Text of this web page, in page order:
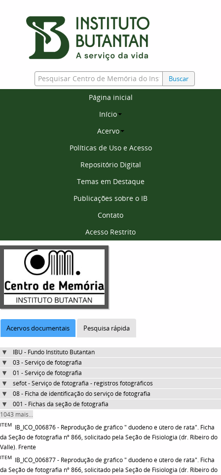
Buscar
Página inicial
Início
Acervo
Políticas de Uso e Acesso
Repositório Digital
Temas em Destaque
Publicações sobre o IB
Contato
Acesso Restrito
Acervos documentais Pesquisa rápida
IBU - Fundo Instituto Butantan
03 - Serviço de fotografia
01 - Serviço de fotografia
sefot - Serviço de fotografia - registros fotográficos
08 - Ficha de identificação do serviço de fotografia
001 - Fichas da seção de fotografia
1043 mais...
ITEM IB_ICO_006876 - Reprodução de gráfico " duodeno e útero de rata". Ficha
da Seção de fotografia nº 866, solicitado pela Seção de Fisiologia (dr. Ribeiro do
Valle). Frente
ITEM IB_ICO_006877 - Reprodução de gráfico " duodeno e útero de rata". Ficha
da Seção de fotografia nº 866, solicitado pela Seção de Fisiologia (dr. Ribeiro do